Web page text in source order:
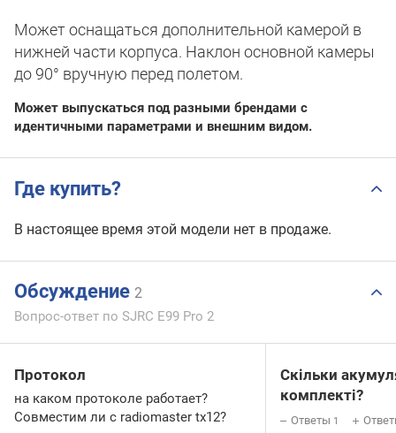
Может оснащаться дополнительной камерой в
нижней части корпуса. Наклон основной камеры
до 90° вручную перед полетом.
Может выпускаться под разными брендами с
идентичными параметрами и внешним видом.
Где купить?
В настоящее время этой модели нет в продаже.
Обсуждение 2
Вопрос-ответ по SJRC E99 Pro 2
Протокол
на каком протоколе работает?
Совместим ли с radiomaster tx12?
Скільки
комплекті?
Ответы 1